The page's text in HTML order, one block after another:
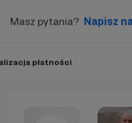
Masz pytania? Napisz
płatności